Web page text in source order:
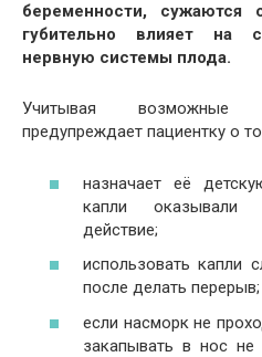
беременности,
губительно влияет на
нервную системы плода.
Учитывая возможные
предупреждает пациентку о
назначает её
капли оказывали
действие;
использовать капли
после делать перерыв;
если насморк не
закапывать в нос не